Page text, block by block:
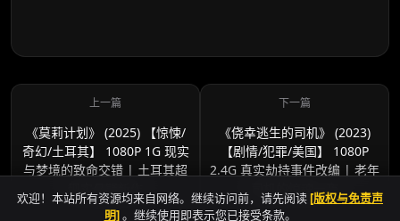
《莫莉计划》 (2025) 【惊悚/
奇幻/土耳其】 1080P 1G 现实
与梦境的致命交错 | 土耳其超
现实悬疑新作
《侥幸逃生的司机》 (2023)
【剧情/犯罪/美国】 1080P
2.4G 真实劫持事件改编 | 老年
司机的惊魂一夜
欢迎！本站所有资源均来自网络。继续访问前，请先阅读 [版权与免责声
明]。继续使用即表示您已接受条款。